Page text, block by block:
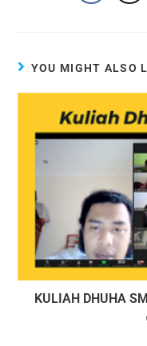
YOU MIGHT ALSO
KULIAH DHUHA